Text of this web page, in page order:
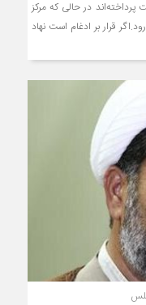
وکالت پرداخته‌اند در حالی که مرکز
قرار بر ادغام است نهاد